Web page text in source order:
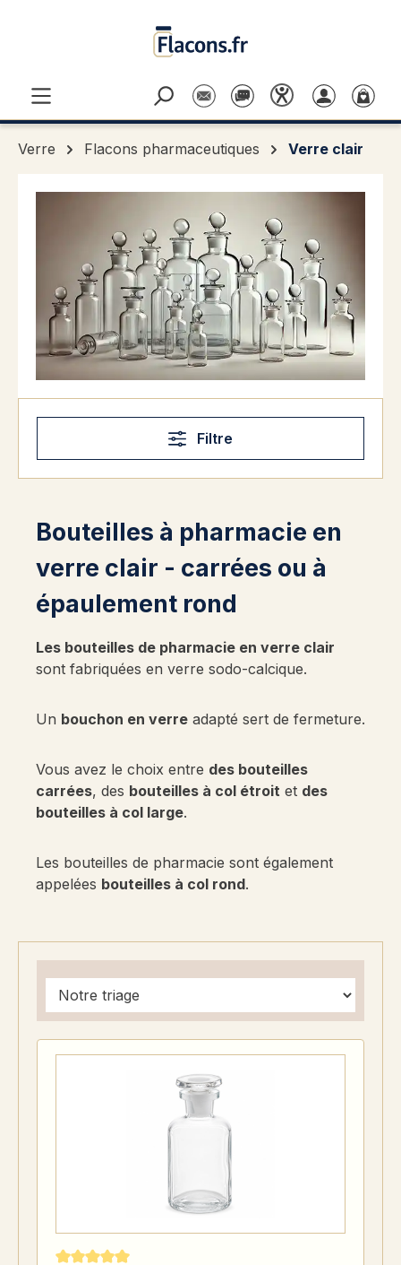
Verre Flacons pharmaceutiques Verre clair
Filtre
Bouteilles à pharmacie en
verre clair - carrées ou à
épaulement rond
Les bouteilles de pharmacie en verre clair
sont fabriquées en verre sodo-calcique.
Un bouchon en verre adapté sert de fermeture.
Vous avez le choix entre des bouteilles
carrées, des bouteilles à col étroit et des
bouteilles à col large.
Les bouteilles de pharmacie sont également
appelées bouteilles à col rond.